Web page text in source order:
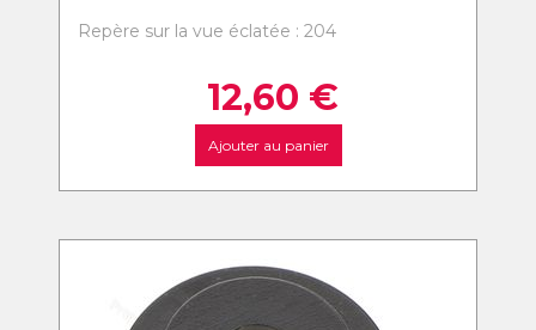
Repère sur la vue éclatée : 204
12,60 €
Ajouter au panier